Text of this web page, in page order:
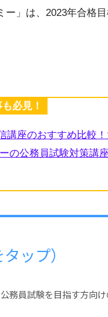
ー」は、2023年合格
必見！
講座のおすすめ比較
の公務員試験対策講
ップ）
務員試験を目指す方向